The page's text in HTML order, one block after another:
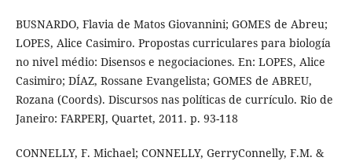
BUSNARDO, Flavia de Matos Giovannini; GOMES de Abreu;
LOPES, Alice Casimiro. Propostas curriculares para biología
no nivel médio: Disensos e negociaciones. En: LOPES, Alice
Casimiro; DÍAZ, Rossane Evangelista; GOMES de ABREU,
Rozana (Coords). Discursos nas políticas de currículo. Rio de
Janeiro: FARPERJ, Quartet, 2011. p. 93-118
CONNELLY, F. Michael; CONNELLY, GerryConnelly, F.M. &